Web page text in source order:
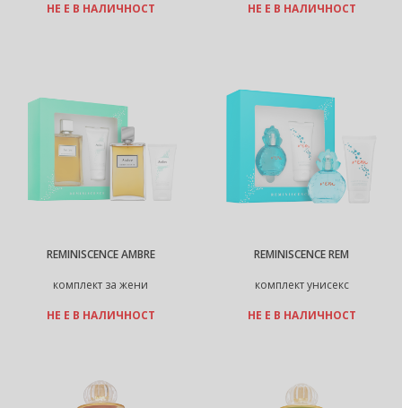
НЕ Е В НАЛИЧНОСТ
НЕ Е В НАЛИЧНОСТ
REMINISCENCE AMBRE
комплект за жени
НЕ Е В НАЛИЧНОСТ
REMINISCENCE REM
комплект унисекс
НЕ Е В НАЛИЧНОСТ